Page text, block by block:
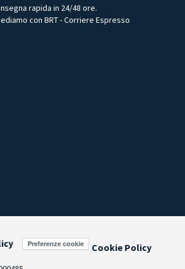
rapida in 24/48 ore.
con BRT - Corriere Espresso
Preferenze cookie Cookie Policy